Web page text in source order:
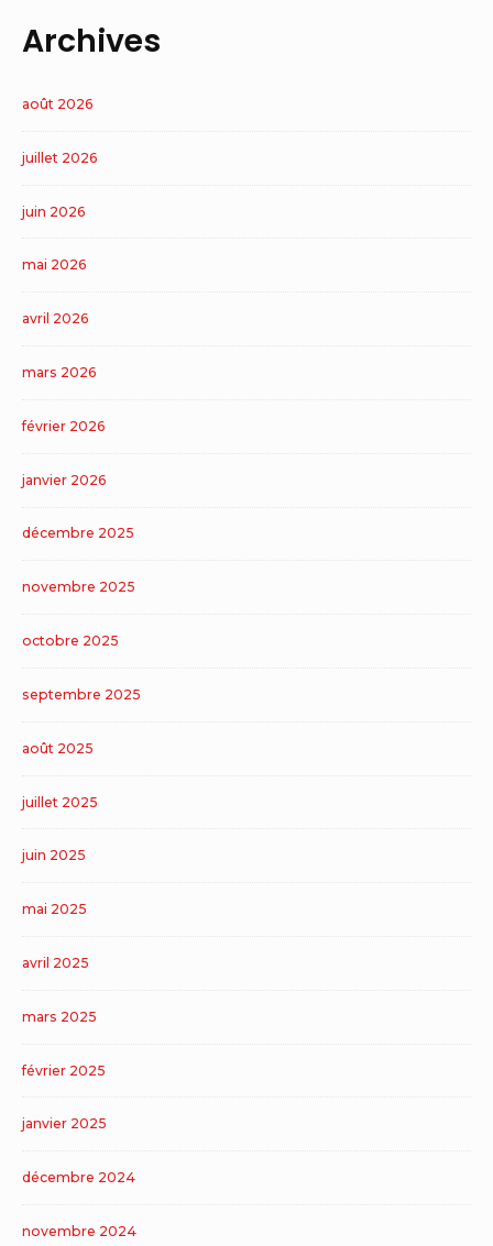
Archives
août 2026
juillet 2026
juin 2026
mai 2026
avril 2026
mars 2026
février 2026
janvier 2026
décembre 2025
novembre 2025
octobre 2025
septembre 2025
août 2025
juillet 2025
juin 2025
mai 2025
avril 2025
mars 2025
février 2025
janvier 2025
décembre 2024
novembre 2024